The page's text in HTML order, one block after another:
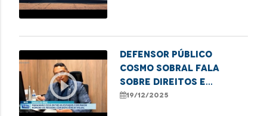
play_circle_outline
Defensor Público
Cosmo Sobral fala
sobre direitos e
desafios das pessoas
19/12/2025